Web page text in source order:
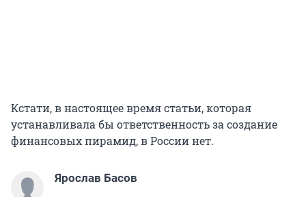
Кстати, в настоящее время статьи, которая
устанавливала бы ответственность за создание
финансовых пирамид, в России нет.
Ярослав Басов